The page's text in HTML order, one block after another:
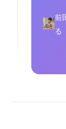
前
る